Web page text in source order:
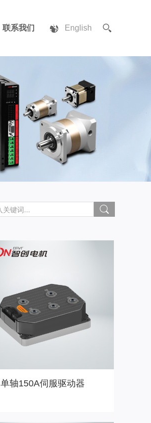
联系我们 English
单轴150A伺服驱动器